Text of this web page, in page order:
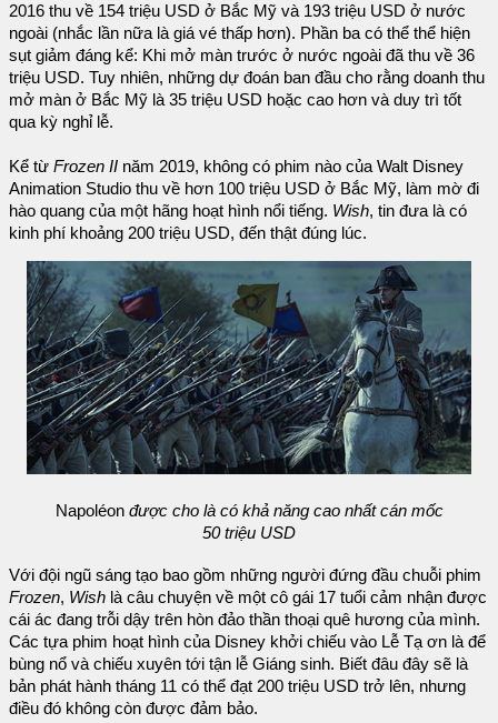
2016 thu về 154 triệu USD ở Bắc Mỹ và 193 triệu USD ở nước
ngoài (nhắc lần nữa là giá vé thấp hơn). Phần ba có thể thể hiện
sụt giảm đáng kể: Khi mở màn trước ở nước ngoài đã thu về 36
triệu USD. Tuy nhiên, những dự đoán ban đầu cho rằng doanh thu
mở màn ở Bắc Mỹ là 35 triệu USD hoặc cao hơn và duy trì tốt
qua kỳ nghỉ lễ.
Kể từ Frozen II năm 2019, không có phim nào của Walt Disney
Animation Studio thu về hơn 100 triệu USD ở Bắc Mỹ, làm mờ đi
hào quang của một hãng hoạt hình nổi tiếng. Wish, tin đưa là có
kinh phí khoảng 200 triệu USD, đến thật đúng lúc.
Napoléon được cho là có khả năng cao nhất cán mốc
50 triệu USD
Với đội ngũ sáng tạo bao gồm những người đứng đầu chuỗi phim
Frozen, Wish là câu chuyện về một cô gái 17 tuổi cảm nhận được
cái ác đang trỗi dậy trên hòn đảo thần thoại quê hương của mình.
Các tựa phim hoạt hình của Disney khởi chiếu vào Lễ Tạ ơn là để
bùng nổ và chiếu xuyên tới tận lễ Giáng sinh. Biết đâu đây sẽ là
bản phát hành tháng 11 có thể đạt 200 triệu USD trở lên, nhưng
điều đó không còn được đảm bảo.